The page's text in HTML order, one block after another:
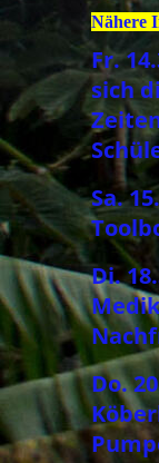
Nähere
Fr.
sich
Sa.
Di.
Do.